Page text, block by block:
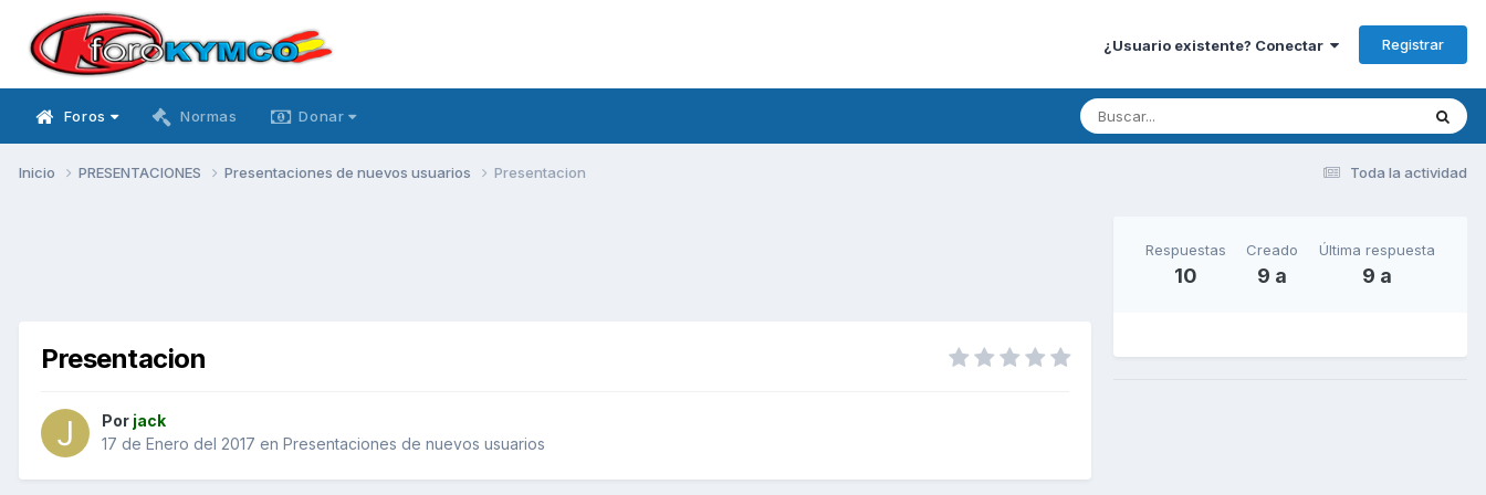
¿Usuario existente? Conectar Registrar
Foros Normas Donar
Toda la actividad
Inicio PRESENTACIONES Presentaciones de nuevos usuarios Presentacion
Presentacion
Por jack
17 de Enero del 2017 en Presentaciones de nuevos usuarios
Respuestas
10
Creado
9 a
Última respuesta
9 a